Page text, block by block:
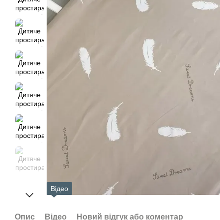
Відео
Опис Відео Новий відгук або коментар